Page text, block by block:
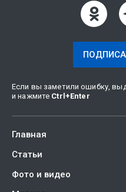
Если вы заметили ошибку,
и нажмите Ctrl +Enter
Главная
Статьи
Фото и видео